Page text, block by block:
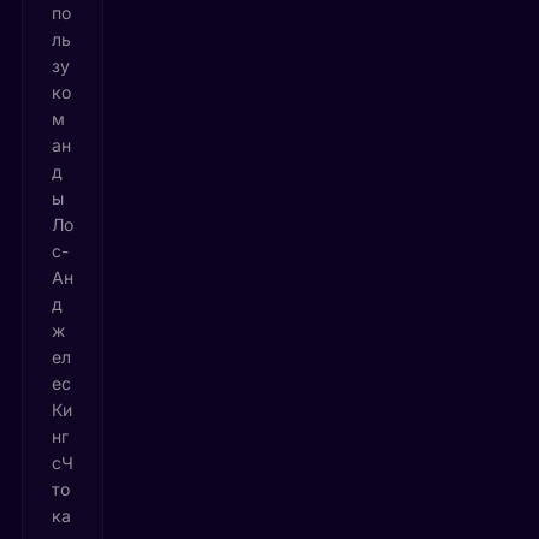
по
ль
зу
ко
м
ан
д
ы
Ло
с-
Ан
д
ж
ел
ес
Ки
нг
сЧ
то
ка